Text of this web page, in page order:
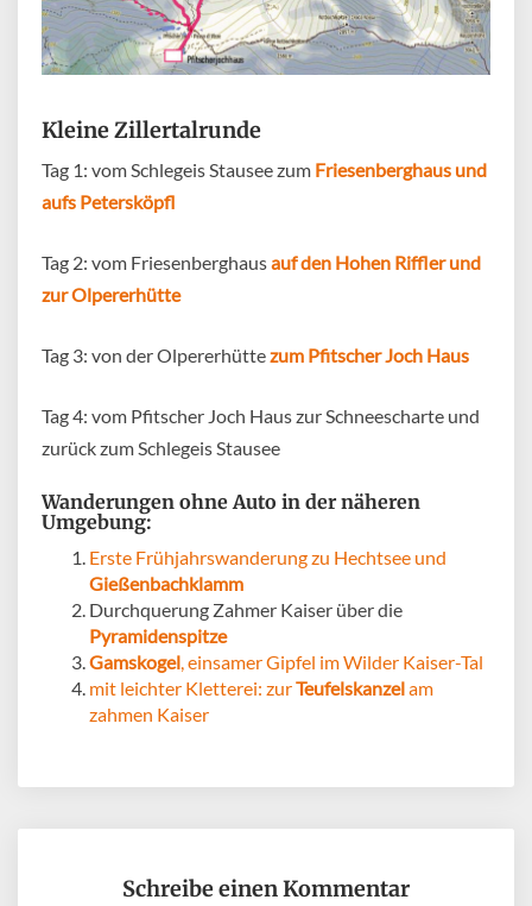
Kleine Zillertalrunde
Tag 1: vom Schlegeis Stausee zum Friesenberghaus und
aufs Petersköpfl
Tag 2: vom Friesenberghausauf den Hohen Riffler und
zur Olpererhütte
Tag 3: von der Olpererhüttezum Pfitscher Joch Haus
Tag 4: vom Pfitscher Joch Haus zur Schneescharte und
zurück zum Schlegeis Stausee
Wanderungen ohne Auto in der näheren
Umgebung:
Erste Frühjahrswanderung zu Hechtsee und
Gießenbachklamm
Durchquerung Zahmer Kaiser über die
Pyramidenspitze
Gamskogel , einsamer Gipfel im Wilder Kaiser-Tal
mit leichter Kletterei: zurTeufelskanzelam
zahmen Kaiser
Schreibe einen Kommentar